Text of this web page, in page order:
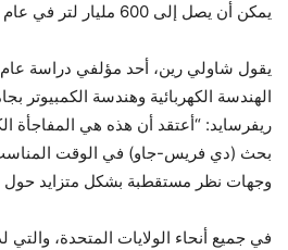
يمكن أن يصل إلى 600 مليار لتر في عام 2027.
الهندسة الكهربائية وهندسة الكمبيوتر
ريفرسايد: “أعتقد أن هذه هي المفاجأة
بحث (دي فريس-جاو) في الوقت
وجهات نظر مستقطبة بشكل متزايد حول
في جميع أنحاء الولايات المتحدة، والتي